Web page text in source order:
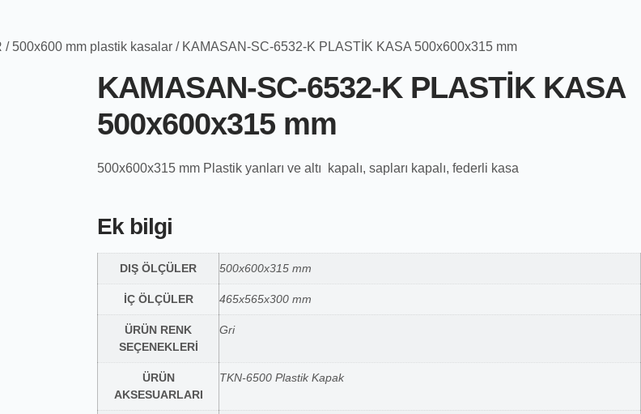
/ 500x600 mm plastik kasalar / KAMASAN-SC-6532-K PLASTİK KASA 500x600x315 mm
KAMASAN-SC-6532-K PLASTİK KASA
500x600x315 mm
500x600x315 mm Plastik yanları ve altı kapalı, sapları kapalı, federli kasa
Ek bilgi
DIŞ ÖLÇÜLER 500x600x315 mm
İÇ ÖLÇÜLER 465x565x300 mm
ÜRÜN RENK
SEÇENEKLERİ
Gri
ÜRÜN
AKSESUARLARI
TKN-6500 Plastik Kapak